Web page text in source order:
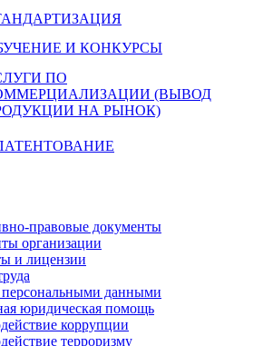
И КОНКУРСЫ
ПО
(ВЫВОД
НА РЫНОК)
правовые документы
организации
и лицензии
персональными данными
юридическая помощь
коррупции
терроризму